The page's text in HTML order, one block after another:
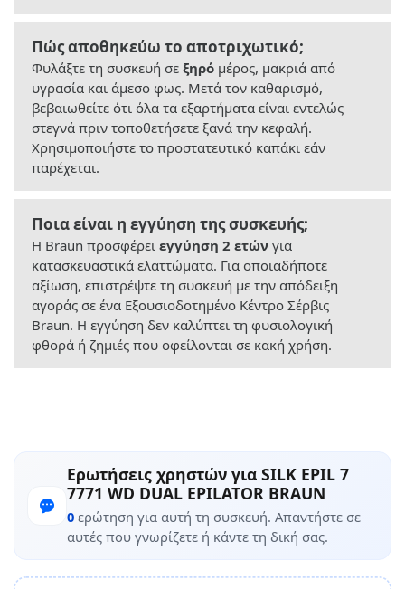
Πώς αποθηκεύω το αποτριχωτικό;
Φυλάξτε τη συσκευή σε ξηρό μέρος, μακριά από
υγρασία και άμεσο φως. Μετά τον καθαρισμό,
βεβαιωθείτε ότι όλα τα εξαρτήματα είναι εντελώς
στεγνά πριν τοποθετήσετε ξανά την κεφαλή.
Χρησιμοποιήστε το προστατευτικό καπάκι εάν
παρέχεται.
Ποια είναι η εγγύηση της συσκευής;
Η Braun προσφέρει εγγύηση 2 ετών για
κατασκευαστικά ελαττώματα. Για οποιαδήποτε
αξίωση, επιστρέψτε τη συσκευή με την απόδειξη
αγοράς σε ένα Εξουσιοδοτημένο Κέντρο Σέρβις
Braun. Η εγγύηση δεν καλύπτει τη φυσιολογική
φθορά ή ζημιές που οφείλονται σε κακή χρήση.
Ερωτήσεις χρηστών για SILK EPIL 7
7771 WD DUAL EPILATOR BRAUN
0 ερώτηση για αυτή τη συσκευή. Απαντήστε σε
αυτές που γνωρίζετε ή κάντε τη δική σας.